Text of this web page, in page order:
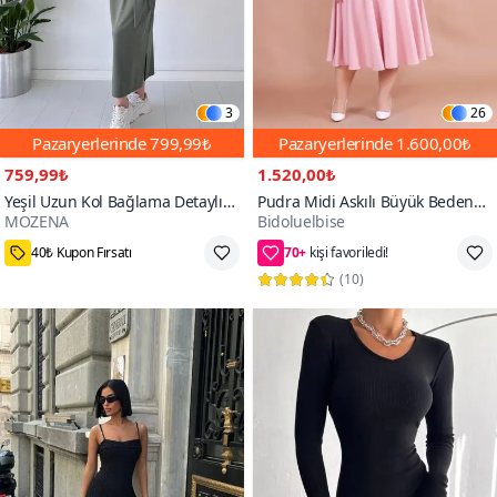
3
Pazaryerlerinde799,99₺
759,99₺
Yeşil Uzun Kol Bağlama Detaylı
Modal Elbise
MOZENA
40₺ Kupon Fırsatı
26
Pazaryerlerinde 1.600,00₺
1.520,00₺
Pudra Midi Askılı Büyük Beden
Kare Yaka Elbise
Bidoluelbise
70+ kişi favoriledi!
(10)